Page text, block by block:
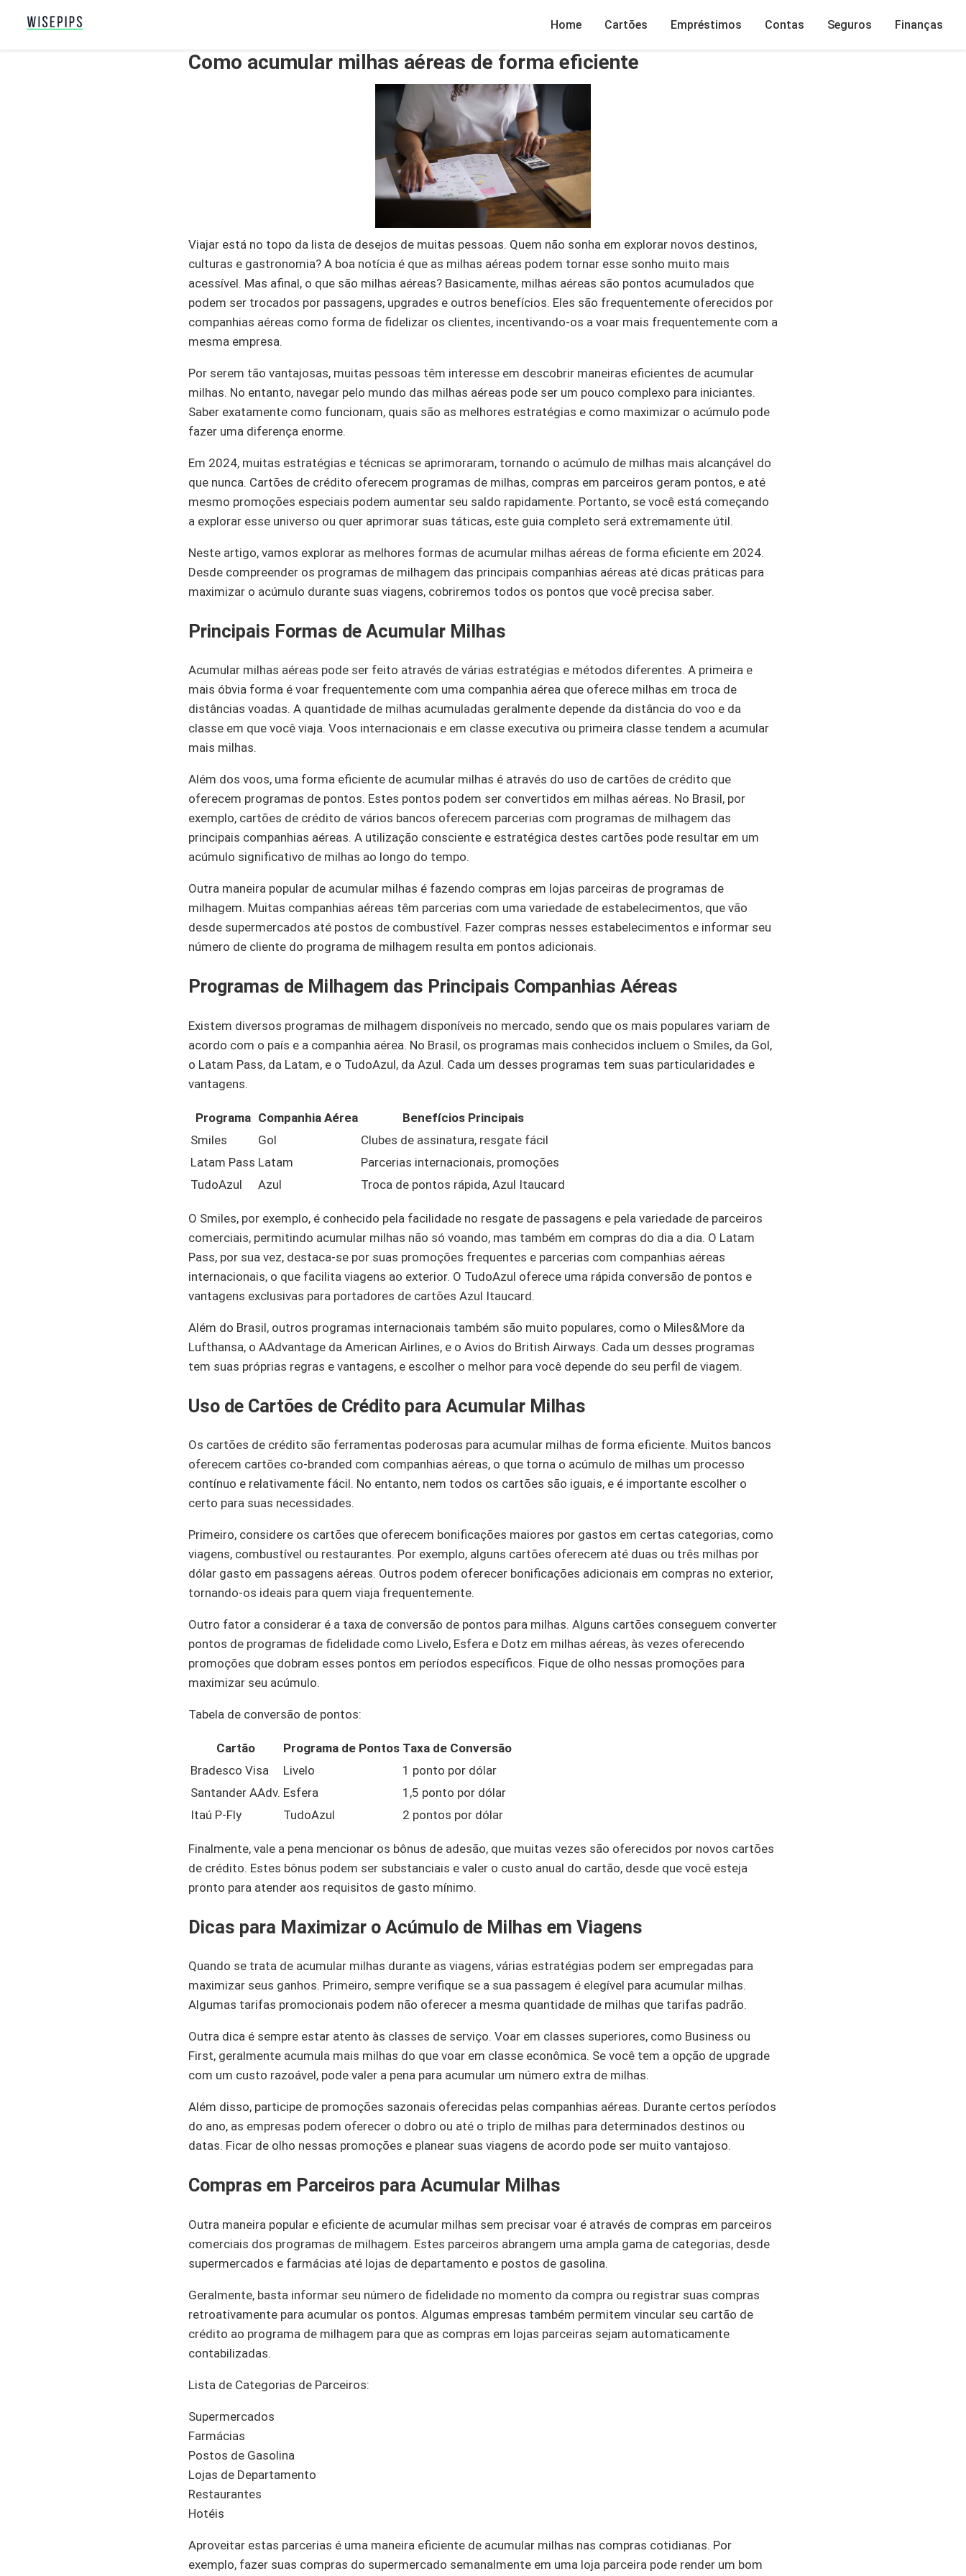
Home Cartões Empréstimos Contas Seguros Finanças
Como acumular milhas aéreas de forma eficiente
Viajar está no topo da lista de desejos de muitas pessoas. Quem não sonha em explorar novos destinos,
culturas e gastronomia? A boa notícia é que as milhas aéreas podem tornar esse sonho muito mais
acessível. Mas afinal, o que são milhas aéreas? Basicamente, milhas aéreas são pontos acumulados que
podem ser trocados por passagens, upgrades e outros benefícios. Eles são frequentemente oferecidos por
companhias aéreas como forma de fidelizar os clientes, incentivando-os a voar mais frequentemente com a
mesma empresa.
Por serem tão vantajosas, muitas pessoas têm interesse em descobrir maneiras eficientes de acumular
milhas. No entanto, navegar pelo mundo das milhas aéreas pode ser um pouco complexo para iniciantes.
Saber exatamente como funcionam, quais são as melhores estratégias e como maximizar o acúmulo pode
fazer uma diferença enorme.
Em 2024, muitas estratégias e técnicas se aprimoraram, tornando o acúmulo de milhas mais alcançável do
que nunca. Cartões de crédito oferecem programas de milhas, compras em parceiros geram pontos, e até
mesmo promoções especiais podem aumentar seu saldo rapidamente. Portanto, se você está começando
a explorar esse universo ou quer aprimorar suas táticas, este guia completo será extremamente útil.
Neste artigo, vamos explorar as melhores formas de acumular milhas aéreas de forma eficiente em 2024.
Desde compreender os programas de milhagem das principais companhias aéreas até dicas práticas para
maximizar o acúmulo durante suas viagens, cobriremos todos os pontos que você precisa saber.
Principais Formas de Acumular Milhas
Acumular milhas aéreas pode ser feito através de várias estratégias e métodos diferentes. A primeira e
mais óbvia forma é voar frequentemente com uma companhia aérea que oferece milhas em troca de
distâncias voadas. A quantidade de milhas acumuladas geralmente depende da distância do voo e da
classe em que você viaja. Voos internacionais e em classe executiva ou primeira classe tendem a acumular
mais milhas.
Além dos voos, uma forma eficiente de acumular milhas é através do uso de cartões de crédito que
oferecem programas de pontos. Estes pontos podem ser convertidos em milhas aéreas. No Brasil, por
exemplo, cartões de crédito de vários bancos oferecem parcerias com programas de milhagem das
principais companhias aéreas. A utilização consciente e estratégica destes cartões pode resultar em um
acúmulo significativo de milhas ao longo do tempo.
Outra maneira popular de acumular milhas é fazendo compras em lojas parceiras de programas de
milhagem. Muitas companhias aéreas têm parcerias com uma variedade de estabelecimentos, que vão
desde supermercados até postos de combustível. Fazer compras nesses estabelecimentos e informar seu
número de cliente do programa de milhagem resulta em pontos adicionais.
Programas de Milhagem das Principais Companhias Aéreas
Existem diversos programas de milhagem disponíveis no mercado, sendo que os mais populares variam de
acordo com o país e a companhia aérea. No Brasil, os programas mais conhecidos incluem o Smiles, da Gol,
o Latam Pass, da Latam, e o TudoAzul, da Azul. Cada um desses programas tem suas particularidades e
vantagens.
Programa Companhia Aérea
Benefícios Principais
Smiles
Gol
Clubes de assinatura, resgate fácil
Latam Pass Latam
Parcerias internacionais, promoções
TudoAzul
Azul Troca de pontos rápida, Azul Itaucard
O Smiles, por exemplo, é conhecido pela facilidade no resgate de passagens e pela variedade de parceiros
comerciais, permitindo acumular milhas não só voando, mas também em compras do dia a dia. O Latam
Pass, por sua vez, destaca-se por suas promoções frequentes e parcerias com companhias aéreas
internacionais, o que facilita viagens ao exterior. O TudoAzul oferece uma rápida conversão de pontos e
vantagens exclusivas para portadores de cartões Azul Itaucard.
Além do Brasil, outros programas internacionais também são muito populares, como o Miles&More da
Lufthansa, o AAdvantage da American Airlines, e o Avios do British Airways. Cada um desses programas
tem suas próprias regras e vantagens, e escolher o melhor para você depende do seu perfil de viagem.
Uso de Cartões de Crédito para Acumular Milhas
Os cartões de crédito são ferramentas poderosas para acumular milhas de forma eficiente. Muitos bancos
oferecem cartões co-branded com companhias aéreas, o que torna o acúmulo de milhas um processo
contínuo e relativamente fácil. No entanto, nem todos os cartões são iguais, e é importante escolher o
certo para suas necessidades.
Primeiro, considere os cartões que oferecem bonificações maiores por gastos em certas categorias, como
viagens, combustível ou restaurantes. Por exemplo, alguns cartões oferecem até duas ou três milhas por
dólar gasto em passagens aéreas. Outros podem oferecer bonificações adicionais em compras no exterior,
tornando-os ideais para quem viaja frequentemente.
Outro fator a considerar é a taxa de conversão de pontos para milhas. Alguns cartões conseguem converter
pontos de programas de fidelidade como Livelo, Esfera e Dotz em milhas aéreas, às vezes oferecendo
promoções que dobram esses pontos em períodos específicos. Fique de olho nessas promoções para
maximizar seu acúmulo.
Tabela de conversão de pontos:
Cartão Programa de Pontos Taxa de Conversão
Bradesco Visa
Livelo
1 ponto por dólar
Santander AAdv. Esfera
1,5 ponto por dólar
Itaú P-Fly
TudoAzul 2 pontos por dólar
Finalmente, vale a pena mencionar os bônus de adesão, que muitas vezes são oferecidos por novos cartões
de crédito. Estes bônus podem ser substanciais e valer o custo anual do cartão, desde que você esteja
pronto para atender aos requisitos de gasto mínimo.
Dicas para Maximizar o Acúmulo de Milhas em Viagens
Quando se trata de acumular milhas durante as viagens, várias estratégias podem ser empregadas para
maximizar seus ganhos. Primeiro, sempre verifique se a sua passagem é elegível para acumular milhas.
Algumas tarifas promocionais podem não oferecer a mesma quantidade de milhas que tarifas padrão.
Outra dica é sempre estar atento às classes de serviço. Voar em classes superiores, como Business ou
First, geralmente acumula mais milhas do que voar em classe econômica. Se você tem a opção de upgrade
com um custo razoável, pode valer a pena para acumular um número extra de milhas.
Além disso, participe de promoções sazonais oferecidas pelas companhias aéreas. Durante certos períodos
do ano, as empresas podem oferecer o dobro ou até o triplo de milhas para determinados destinos ou
datas. Ficar de olho nessas promoções e planear suas viagens de acordo pode ser muito vantajoso.
Compras em Parceiros para Acumular Milhas
Outra maneira popular e eficiente de acumular milhas sem precisar voar é através de compras em parceiros
comerciais dos programas de milhagem. Estes parceiros abrangem uma ampla gama de categorias, desde
supermercados e farmácias até lojas de departamento e postos de gasolina.
Geralmente, basta informar seu número de fidelidade no momento da compra ou registrar suas compras
retroativamente para acumular os pontos. Algumas empresas também permitem vincular seu cartão de
crédito ao programa de milhagem para que as compras em lojas parceiras sejam automaticamente
contabilizadas.
Lista de Categorias de Parceiros:
Supermercados
Farmácias
Postos de Gasolina
Lojas de Departamento
Restaurantes
Hotéis
Aproveitar estas parcerias é uma maneira eficiente de acumular milhas nas compras cotidianas. Por
exemplo, fazer suas compras do supermercado semanalmente em uma loja parceira pode render um bom